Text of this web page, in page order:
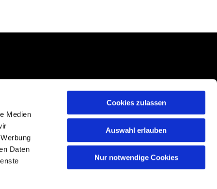
Medien
Daten
Cookies zulassen
Auswahl erlauben
Nur notwendige Cookies